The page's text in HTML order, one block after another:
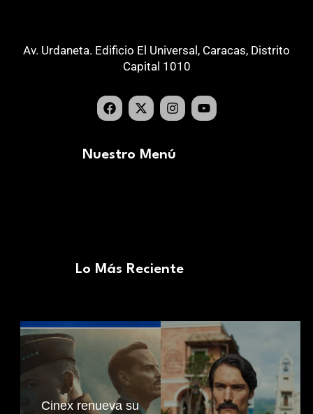
Av. Urdaneta. Edificio El Universal, Caracas, Distrito
Capital 1010
Nuestro Menú
Lo Más Reciente
Cinex renueva su